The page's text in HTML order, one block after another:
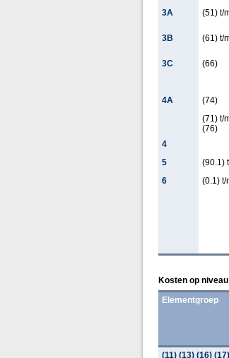
3A
(51) t/
3B (61) t/
3C (66)
4A
(74)
(71) t/
(76)
4
5
(90.1)
6
(0.1) t/
Kosten op
Elementgroep
(11) (13) (16) (17)